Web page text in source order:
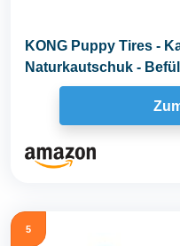
KONG Puppy Tires -
Naturkautschuk -
Leckerlis...
5